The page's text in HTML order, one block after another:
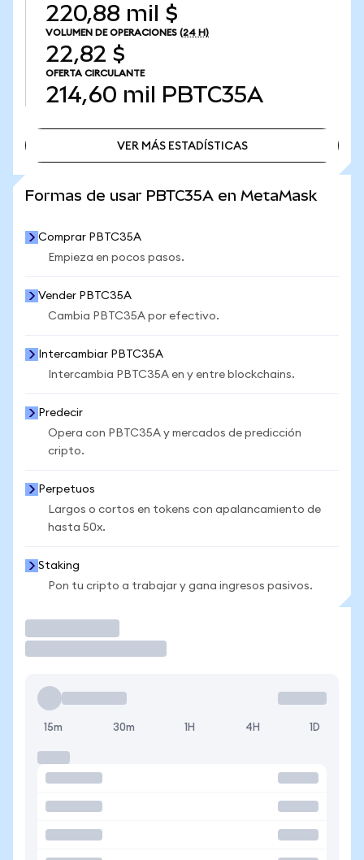
220,88 mil $
VOLUMEN DE OPERACIONES (24 H)
22,82 $
OFERTA CIRCULANTE
214,60 mil PBTC35A
VER MÁS ESTADÍSTICAS
Formas de usar PBTC35A en MetaMask
Comprar PBTC35A
Empieza en pocos pasos.
Vender PBTC35A
Cambia PBTC35A por efectivo.
Intercambiar PBTC35A
Intercambia PBTC35A en y entre blockchains.
Predecir
Opera con PBTC35A y mercados de predicción
cripto.
Perpetuos
Largos o cortos en tokens con apalancamiento de
hasta 50x.
Staking
Pon tu cripto a trabajar y gana ingresos pasivos.
15m 30m 1H 4H 1D